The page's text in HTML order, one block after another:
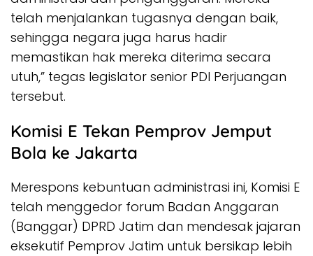
telah menjalankan tugasnya dengan baik,
sehingga negara juga harus hadir
memastikan hak mereka diterima secara
utuh,” tegas legislator senior PDI Perjuangan
tersebut.
Komisi E Tekan Pemprov Jemput
Bola ke Jakarta
Merespons kebuntuan administrasi ini, Komisi E
telah menggedor forum Badan Anggaran
(Banggar) DPRD Jatim dan mendesak jajaran
eksekutif Pemprov Jatim untuk bersikap lebih